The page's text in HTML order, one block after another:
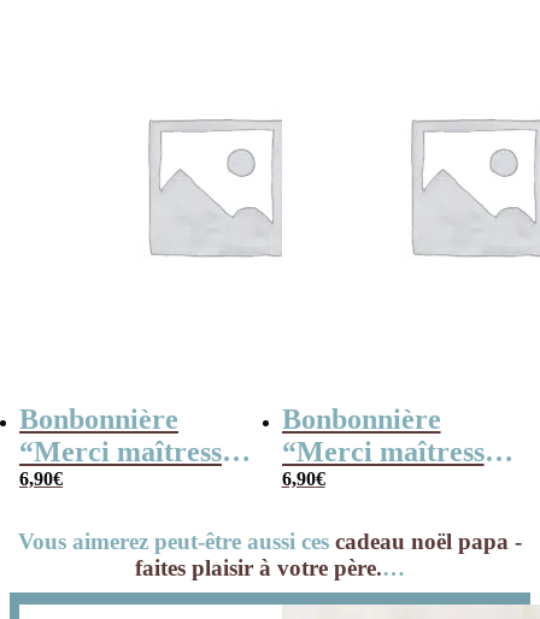
Bonbonnière
“Merci maîtresse”
– 15 cœurs
Collection arc-en-
6,90€
Bonbonnière
“Merci maîtresse”
– 15 cœurs
Collection florale
6,90€
Vous aimerez peut-être aussi ces cadeau noël papa -
faites plaisir à votre père.…